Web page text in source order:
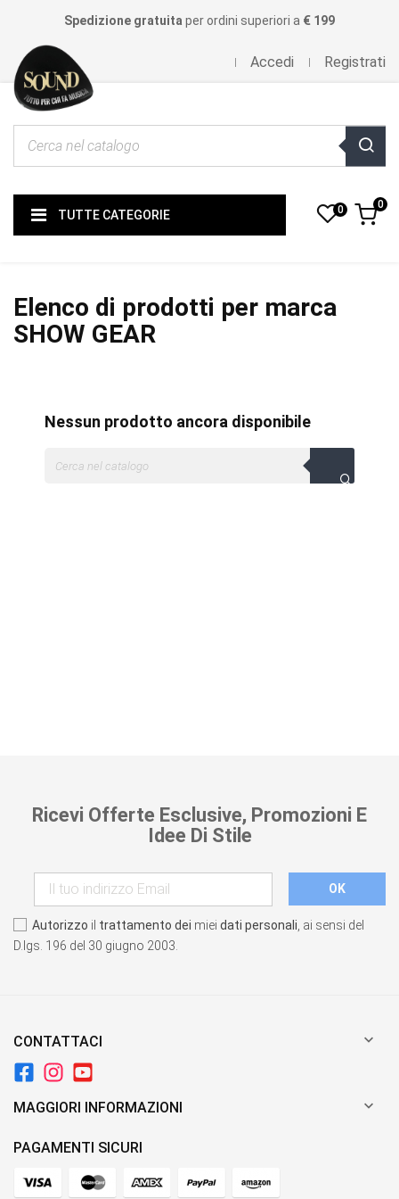
Spedizione gratuita per ordini superiori a € 199
Accedi Registrati
TUTTE CATEGORIE 0 0
Elenco di prodotti per marca
SHOW GEAR
Nessun prodotto ancora disponibile
Ricevi Offerte Esclusive, Promozioni E
Idee Di Stile
Autorizzo il trattamento dei miei dati personali , ai sensi del
D.lgs. 196 del 30 giugno 2003.
CONTATTACI 
MAGGIORI INFORMAZIONI 
PAGAMENTI SICURI